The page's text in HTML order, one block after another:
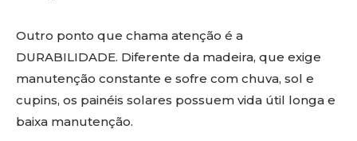
Outro ponto que chama atenção é a
DURABILIDADE. Diferente da madeira, que exige
manutenção constante e sofre com chuva, sol e
cupins, os painéis solares possuem vida útil longa e
baixa manutenção.